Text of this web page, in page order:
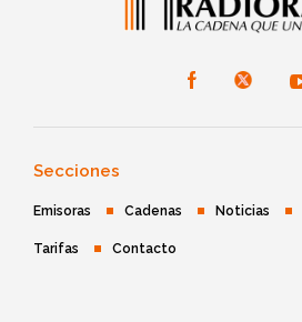
Secciones
Emisoras Cadenas Noticias
Tarifas Contacto